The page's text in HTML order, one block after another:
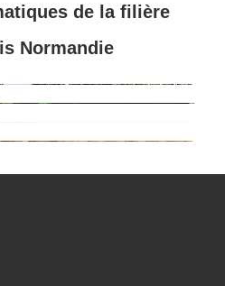
de la filière
Normandie